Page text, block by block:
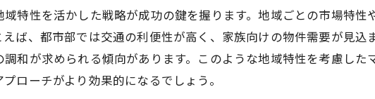
価格設定における地域特性の影響
競争力のある価格を見極める方法
不動産の市場価値を評価する要素
価格設定に必要なデータ収集の手法
特性を活かした戦略が成功の鍵を握ります。地域ごとの市場特
ば、都市部では交通の利便性が高く、家族向けの物件需要が見
和が求められる傾向があります。このような地域特性を考慮し
ローチがより効果的になるでしょう。